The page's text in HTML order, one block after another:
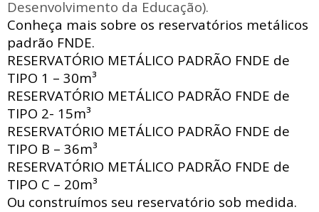
Desenvolvimento da Educação).
Conheça mais sobre os reservatórios metálicos
padrão FNDE.
RESERVATÓRIO METÁLICO PADRÃO FNDE de
TIPO 1 – 30m³
RESERVATÓRIO METÁLICO PADRÃO FNDE de
TIPO 2- 15m³
RESERVATÓRIO METÁLICO PADRÃO FNDE de
TIPO B – 36m³
RESERVATÓRIO METÁLICO PADRÃO FNDE de
TIPO C – 20m³
Ou construímos seu reservatório sob medida.